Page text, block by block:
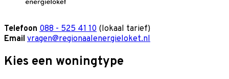
Telefoon 088 - 525 41 10 (lokaal tarief)
Email vragen@regionaalenergieloket.nl
Kies een woningtype